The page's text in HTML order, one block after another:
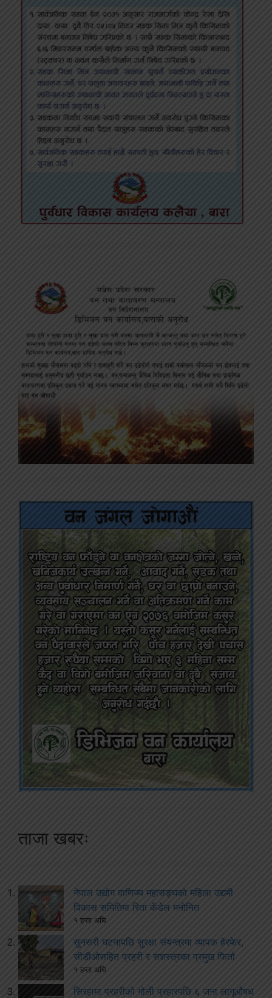
ताजा खबरः
नेपाल उद्योग वाणिज्य महासङ्घको महिला उद्यमी
विकास समितिमा रिता कँडेल मनोनित
१ हप्ता अघि
सुनसरी घटनापछि सुरक्षा संयन्त्रमा व्यापक हेरफेर,
सीडीओसहित प्रहरी र सशस्त्रका प्रमुख फिर्ता
१ हप्ता अघि
सिरहामा प्रहरीको गोली प्रहारपछि ६ जना लागूऔषध